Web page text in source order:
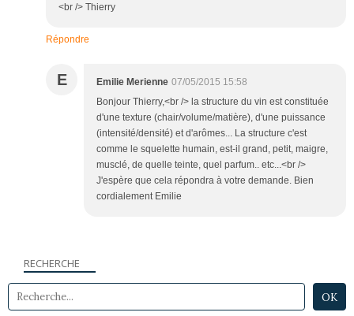
<br /> Thierry
Répondre
E Emilie Merienne 07/05/2015 15:58
Bonjour Thierry,<br /> la structure du vin est constituée
d'une texture (chair/volume/matière), d'une puissance
(intensité/densité) et d'arômes... La structure c'est
comme le squelette humain, est-il grand, petit, maigre,
musclé, de quelle teinte, quel parfum.. etc...<br />
J'espère que cela répondra à votre demande. Bien
cordialement Emilie
RECHERCHE